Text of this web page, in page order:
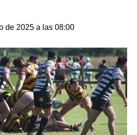
de 2025 a las 08:00